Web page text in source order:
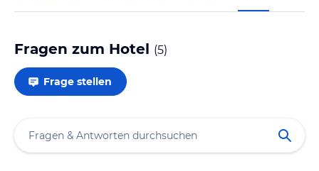
Fragen zum Hotel (5)
Frage stellen